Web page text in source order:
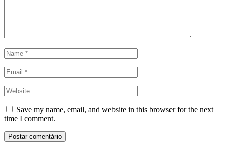
Save my name, email, and website in this browser for the next
time I comment.